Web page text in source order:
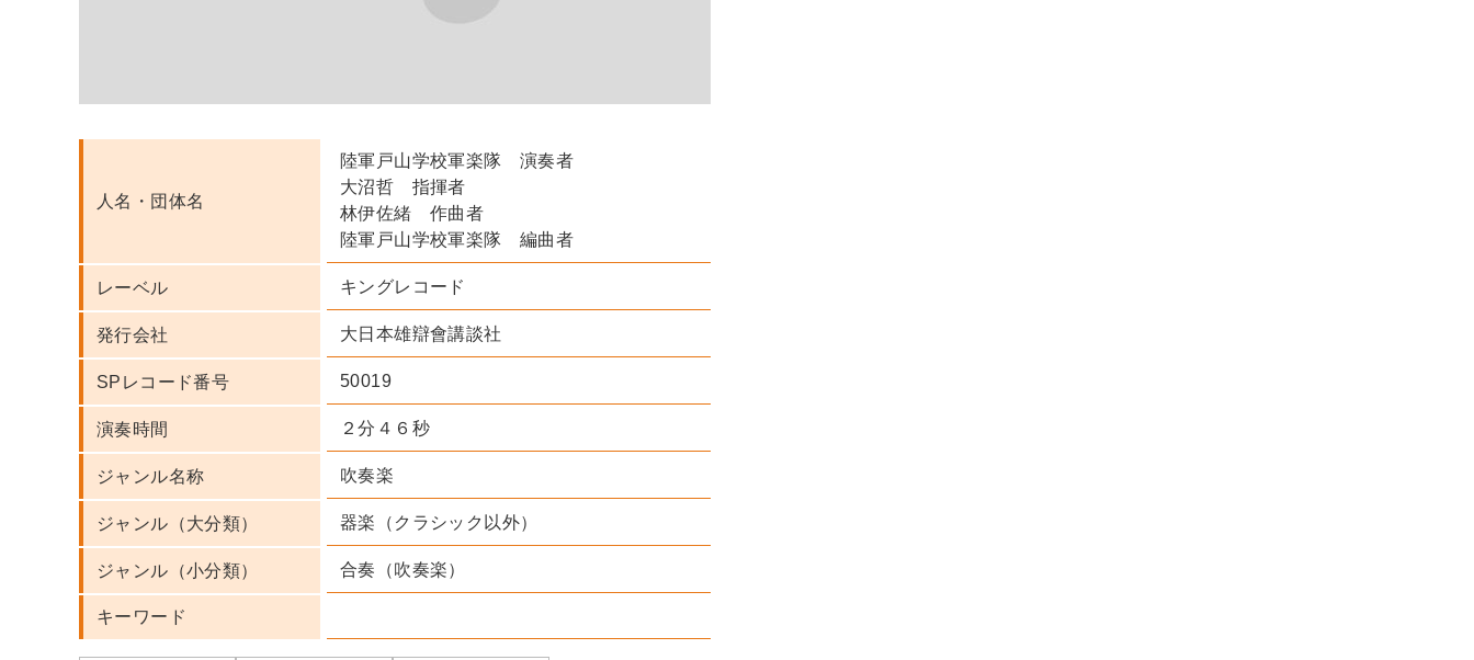
人名・団体名
陸軍戸山学校軍楽隊 演奏者
大沼哲 指揮者
林伊佐緒 作曲者
陸軍戸山学校軍楽隊 編曲者
レーベル キングレコード
発行会社 大日本雄辯會講談社
SPレコード番号 50019
演奏時間 ２分４６秒
ジャンル名称 吹奏楽
ジャンル（大分類） 器楽（クラシック以外）
ジャンル（小分類） 合奏（吹奏楽）
キーワード